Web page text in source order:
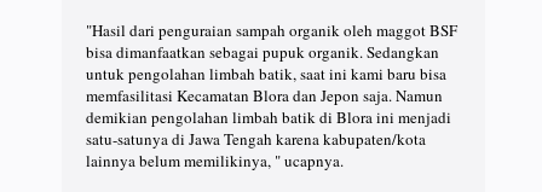
"Hasil dari penguraian sampah organik oleh maggot BSF
bisa dimanfaatkan sebagai pupuk organik. Sedangkan
untuk pengolahan limbah batik, saat ini kami baru bisa
memfasilitasi Kecamatan Blora dan Jepon saja. Namun
demikian pengolahan limbah batik di Blora ini menjadi
satu-satunya di Jawa Tengah karena kabupaten/kota
lainnya belum memilikinya, " ucapnya.